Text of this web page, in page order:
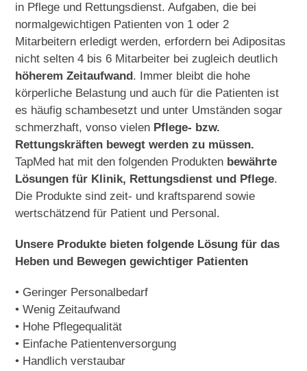
in Pflege und Rettungsdienst. Aufgaben, die bei
normalgewichtigen Patienten von 1 oder 2
Mitarbeitern erledigt werden, erfordern bei Adipositas
nicht selten 4 bis 6 Mitarbeiter bei zugleich deutlich
höherem Zeitaufwand. Immer bleibt die hohe
körperliche Belastung und auch für die Patienten ist
es häufig schambesetzt und unter Umständen sogar
schmerzhaft, vonso vielen Pflege- bzw.
Rettungskräften bewegtwerden zu müssen.
TapMed hat mit den folgenden Produkten bewährte
Lösungen für Klinik, Rettungsdienst und Pflege.
Die Produkte sind zeit- und kraftsparend sowie
wertschätzend für Patient und Personal.
Unsere Produkte bieten folgende Lösung für das
Heben und Bewegen gewichtiger Patienten
• Geringer Personalbedarf
• Wenig Zeitaufwand
• Hohe Pflegequalität
• Einfache Patientenversorgung
• Handlich verstaubar